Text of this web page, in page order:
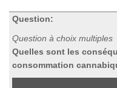
Question:
Question à choix multiples
Quelles sont les
consommation